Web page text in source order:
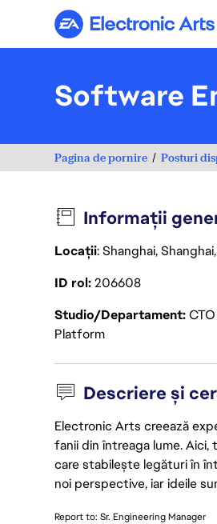
Electronic Arts
Software
Pagina de pornire Posturi
Informații
Locații: Shanghai,
ID rol206608
Studio/Departament
Platform
Descriere și
Electronic Arts creează
fanii din întreaga lume.
care stabilește legături în
noi perspective, iar ideile
Report to: Sr. Engineering Manager